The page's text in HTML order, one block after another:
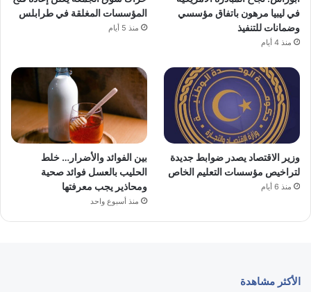
في ليبيا مرهون باتفاق مؤسسي
وضمانات للتنفيذ
منذ 4 أيام
المؤسسات المغلقة في طرابلس
منذ 5 أيام
وزير الاقتصاد يصدر ضوابط جديدة
لتراخيص مؤسسات التعليم الخاص
منذ 6 أيام
بين الفوائد والأضرار… خلط
الحليب بالعسل فوائد صحية
ومحاذير يجب معرفتها
منذ أسبوع واحد
الأكثر مشاهدة